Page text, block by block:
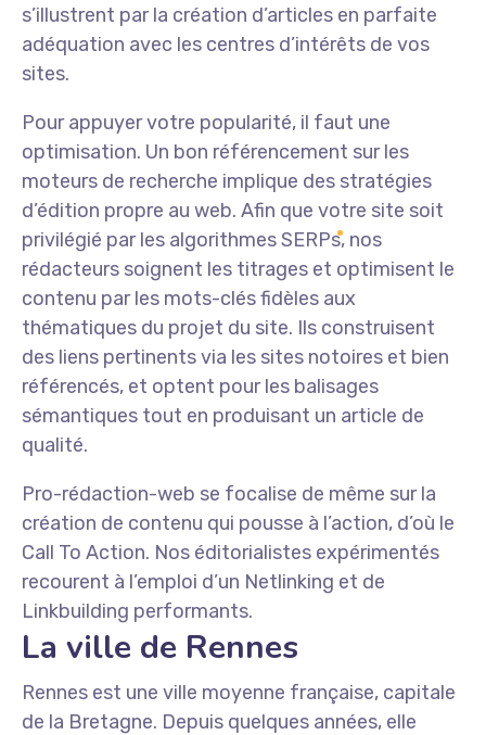
s’illustrent par la création d’articles en parfaite
adéquation avec les centres d’intérêts de vos
sites.
Pour appuyer votre popularité, il faut une
optimisation. Un bon référencement sur les
moteurs de recherche implique des stratégies
d’édition propre au web. Afin que votre site soit
privilégié par les algorithmes SERPs, nos
rédacteurs soignent les titrages et optimisent le
contenu par les mots-clés fidèles aux
thématiques du projet du site. Ils construisent
des liens pertinents via les sites notoires et bien
référencés, et optent pour les balisages
sémantiques tout en produisant un article de
qualité.
Pro-rédaction-web se focalise de même sur la
création de contenu qui pousse à l’action, d’où le
Call To Action. Nos éditorialistes expérimentés
recourent à l’emploi d’un Netlinking et de
Linkbuilding performants.
La ville de Rennes
Rennes est une ville moyenne française, capitale
de la Bretagne. Depuis quelques années, elle